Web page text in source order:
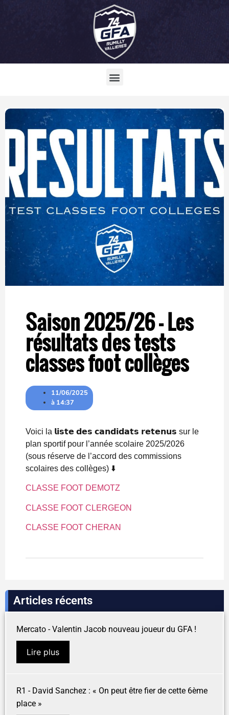
Saison 2025/26 – Les
résultats des tests
classes foot collèges
11/06/2025
à 14:37
Voici la 𝗹𝗶𝘀𝘁𝗲 𝗱𝗲𝘀 𝗰𝗮𝗻𝗱𝗶𝗱𝗮𝘁𝘀 𝗿𝗲𝘁𝗲𝗻𝘂𝘀 sur le
plan sportif pour l’année scolaire 2025/2026
(sous réserve de l’accord des commissions
scolaires des collèges) ⬇️
CLASSE FOOT DEMOTZ
CLASSE FOOT CLERGEON
CLASSE FOOT CHERAN
Articles récents
Mercato - Valentin Jacob nouveau joueur du GFA !
Lire plus
R1 - David Sanchez : « On peut être fier de cette 6ème
place »